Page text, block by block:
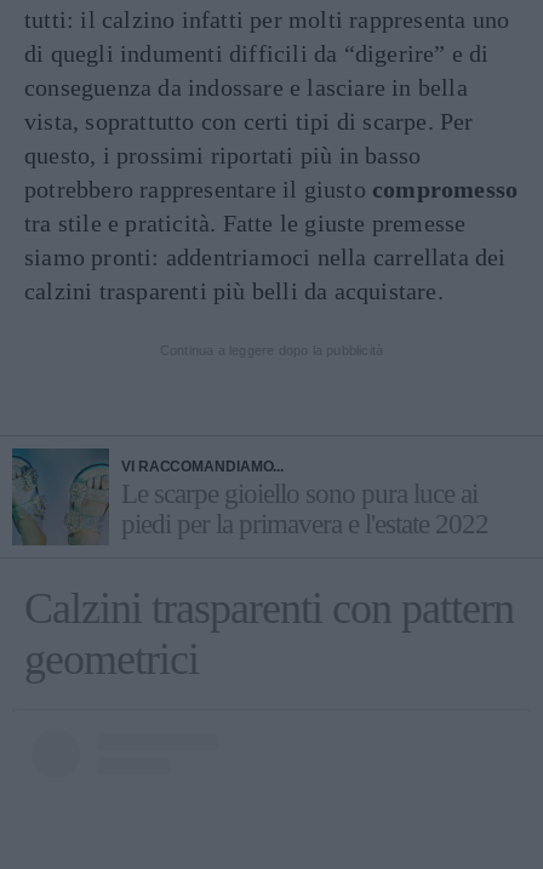
tutti: il calzino infatti per molti rappresenta uno
di quegli indumenti difficili da “digerire” e di
conseguenza da indossare e lasciare in bella
vista, soprattutto con certi tipi di scarpe. Per
questo, i prossimi riportati più in basso
potrebbero rappresentare il giusto compromesso
tra stile e praticità. Fatte le giuste premesse
siamo pronti: addentriamoci nella carrellata dei
calzini trasparenti più belli da acquistare.
VI RACCOMANDIAMO...
Le scarpe gioiello sono pura luce ai
piedi per la primavera e l'estate 2022
Calzini trasparenti con pattern
geometrici